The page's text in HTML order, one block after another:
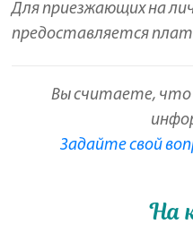
Для приезжающих на
предоставляется
Вы считаете, что
Задайте свой
На